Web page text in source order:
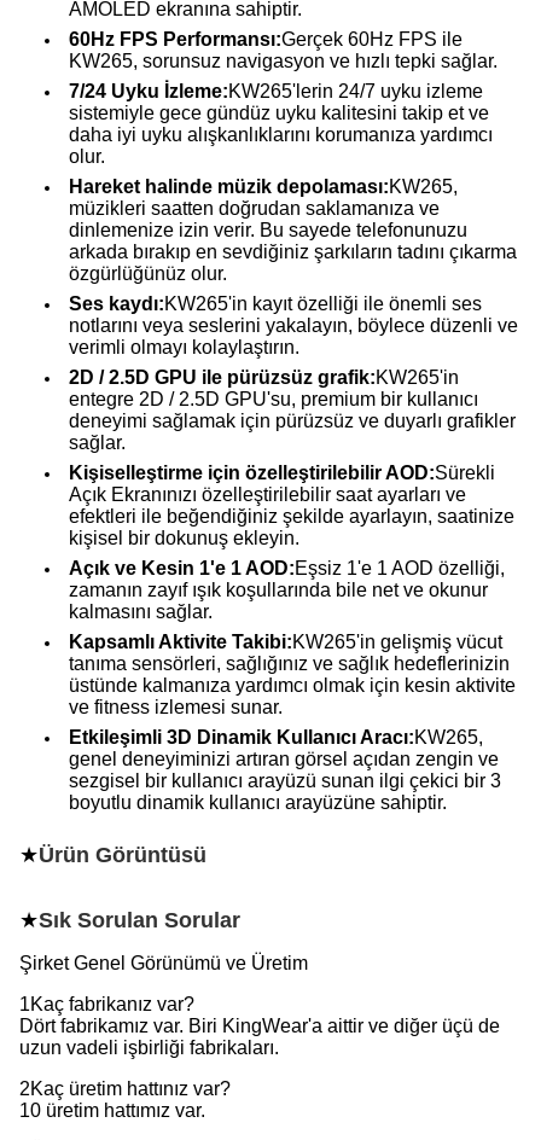
AMOLED ekranına sahiptir.
60Hz FPS Performansı:Gerçek 60Hz FPS ile
KW265, sorunsuz navigasyon ve hızlı tepki sağlar.
7/24 Uyku İzleme:KW265'lerin 24/7 uyku izleme
sistemiyle gece gündüz uyku kalitesini takip et ve
daha iyi uyku alışkanlıklarını korumanıza yardımcı
olur.
Hareket halinde müzik depolaması:KW265,
müzikleri saatten doğrudan saklamanıza ve
dinlemenize izin verir. Bu sayede telefonunuzu
arkada bırakıp en sevdiğiniz şarkıların tadını çıkarma
özgürlüğünüz olur.
Ses kaydı:KW265'in kayıt özelliği ile önemli ses
notlarını veya seslerini yakalayın, böylece düzenli ve
verimli olmayı kolaylaştırın.
2D / 2.5D GPU ile pürüzsüz grafik:KW265'in
entegre 2D / 2.5D GPU'su, premium bir kullanıcı
deneyimi sağlamak için pürüzsüz ve duyarlı grafikler
sağlar.
Kişiselleştirme için özelleştirilebilir AOD:Sürekli
Açık Ekranınızı özelleştirilebilir saat ayarları ve
efektleri ile beğendiğiniz şekilde ayarlayın, saatinize
kişisel bir dokunuş ekleyin.
Açık ve Kesin 1'e 1 AOD:Eşsiz 1'e 1 AOD özelliği,
zamanın zayıf ışık koşullarında bile net ve okunur
kalmasını sağlar.
Kapsamlı Aktivite Takibi:KW265'in gelişmiş vücut
tanıma sensörleri, sağlığınız ve sağlık hedeflerinizin
üstünde kalmanıza yardımcı olmak için kesin aktivite
ve fitness izlemesi sunar.
Etkileşimli 3D Dinamik Kullanıcı Aracı:KW265,
genel deneyiminizi artıran görsel açıdan zengin ve
sezgisel bir kullanıcı arayüzü sunan ilgi çekici bir 3
boyutlu dinamik kullanıcı arayüzüne sahiptir.
★Ürün Görüntüsü
★Sık Sorulan Sorular
Şirket Genel Görünümü ve Üretim
1Kaç fabrikanız var?
Dört fabrikamız var. Biri KingWear'a aittir ve diğer üçü de
uzun vadeli işbirliği fabrikaları.
2Kaç üretim hattınız var?
10 üretim hattımız var.